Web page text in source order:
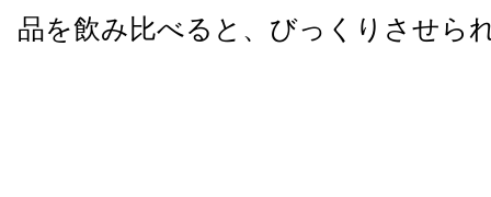
品を飲み比べると、びっくりさせら